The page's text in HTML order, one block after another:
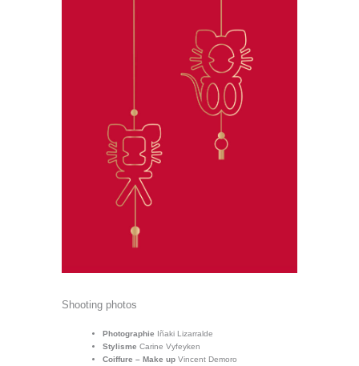
Shooting photos
Photographie Iñaki Lizarralde
StylismeCarine Vyfeyken
Coiffure – Make upVincent Demoro